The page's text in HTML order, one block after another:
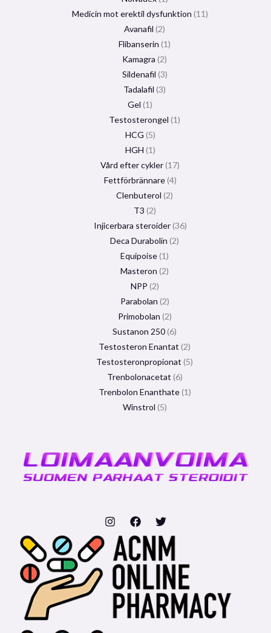
Medicin mot erektil dysfunktion 11
Avanafil 2
Flibanserin 1
Kamagra 2
Sildenafil 3
Tadalafil 3
Gel 1
Testosterongel 1
HCG 5
HGH 1
Vård efter cykler 17
Fettförbrännare 4
Clenbuterol 2
T3 2
Injicerbara steroider 36
Deca Durabolin 2
Equipoise 1
Masteron 2
NPP 2
Parabolan 2
Primobolan 2
Sustanon 250 6
Testosteron Enantat 2
Testosteronpropionat 5
Trenbolonacetat 6
Trenbolon Enanthate 1
Winstrol 5